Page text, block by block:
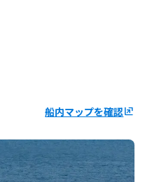
船内マップを確認ungroup